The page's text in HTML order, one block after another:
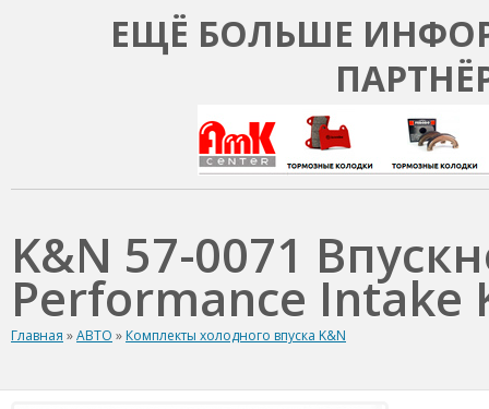
ЕЩЁ БОЛЬШЕ
K&N 57-0071
Performance Intake
Главная »АВТО » Комплекты холодного впуска K&N